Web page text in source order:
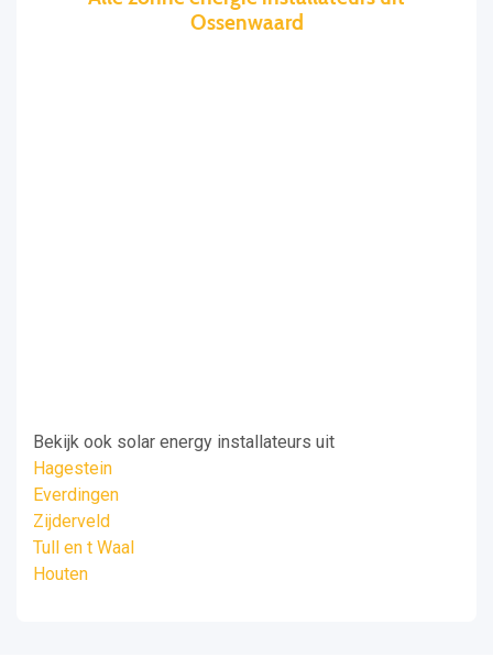
Ossenwaard
Bekijk ook solar energy installateurs uit
Hagestein
Everdingen
Zijderveld
Tull en t Waal
Houten